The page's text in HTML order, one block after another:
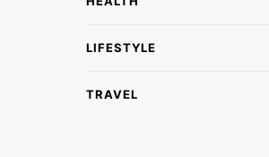
LIFESTYLE
TRAVEL